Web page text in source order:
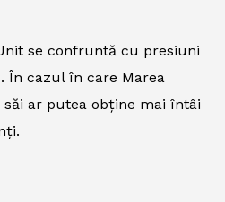
se confruntă cu presiuni
În cazul în care Marea
ar putea obține mai întâi